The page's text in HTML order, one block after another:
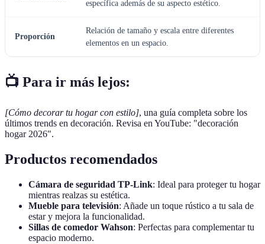
específica además de su aspecto estético.
Proporción
Relación de tamaño y escala entre diferentes
elementos en un espacio.
📺 Para ir más lejos:
[Cómo decorar tu hogar con estilo], una guía completa sobre los
últimos trends en decoración. Revisa en YouTube: "decoración
hogar 2026".
Productos recomendados
Cámara de seguridad TP-Link: Ideal para proteger tu hogar
mientras realzas su estética.
Mueble para televisión: Añade un toque rústico a tu sala de
estar y mejora la funcionalidad.
Sillas de comedor Wahson: Perfectas para complementar tu
espacio moderno.